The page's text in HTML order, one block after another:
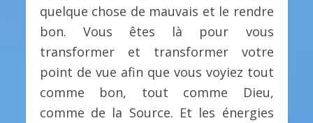
quelque chose de mauvais et le rendre
bon. Vous êtes là pour vous
transformer et transformer votre
point de vue afin que vous voyiez tout
comme bon, tout comme Dieu,
comme de la Source. Et les énergies